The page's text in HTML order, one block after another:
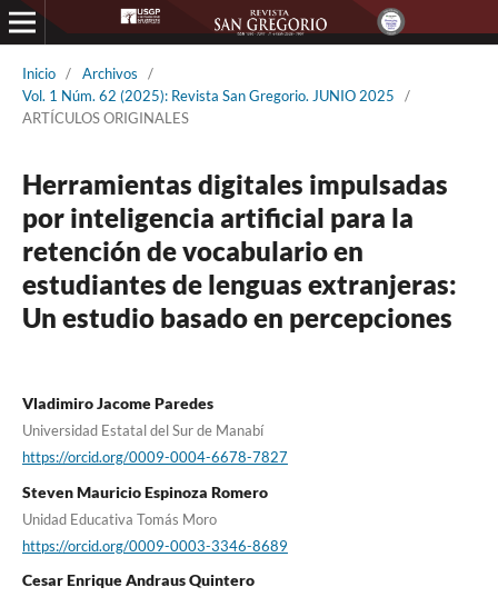
Inicio / Archivos
/
Vol. 1 Núm. 62 (2025): Revista San Gregorio. JUNIO 2025
/
ARTÍCULOS ORIGINALES
Herramientas digitales impulsadas
por inteligencia artificial para la
retención de vocabulario en
estudiantes de lenguas extranjeras:
Un estudio basado en percepciones
Vladimiro Jacome Paredes
Universidad Estatal del Sur de Manabí
https://orcid.org/0009-0004-6678-7827
Steven Mauricio Espinoza Romero
Unidad Educativa Tomás Moro
https://orcid.org/0009-0003-3346-8689
Cesar Enrique Andraus Quintero